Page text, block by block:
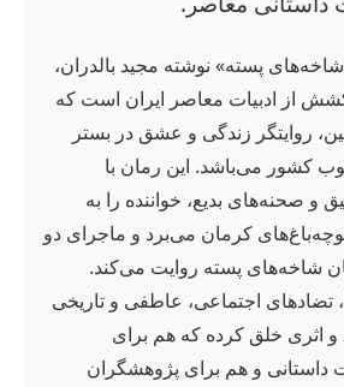
پسته» نوشته مجید بالدران،
از ادبیات معاصر ایران است که
روایتگر زندگی و عشق در بستر
کشور می‌باشد. این رمان با
صحنه‌های بدیع، خواننده را به
کرمان می‌برد و ماجرای دو
شاخه‌های پسته روایت می‌کند.
تضادهای اجتماعی، عاطفی و تاریخی
اثری خلق کرده که هم برای
داستانی و هم برای پژوهشگران